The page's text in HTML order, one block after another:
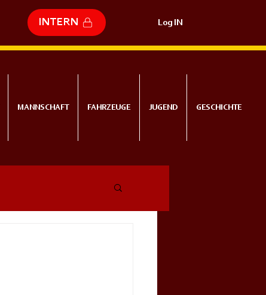
INTERN Log IN
MANNSCHAFT FAHRZEUGE JUGEND GESCHICHTE